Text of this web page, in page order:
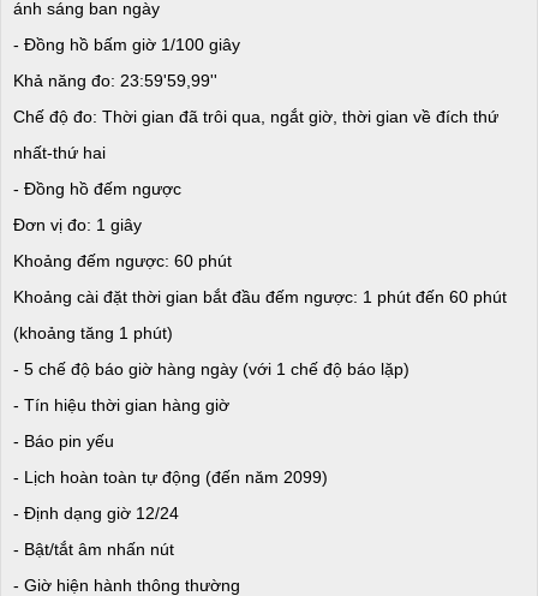
ánh sáng ban ngày
- Đồng hồ bấm giờ 1/100 giây
Khả năng đo: 23:59'59,99''
Chế độ đo: Thời gian đã trôi qua, ngắt giờ, thời gian về đích thứ
nhất-thứ hai
- Đồng hồ đếm ngược
Đơn vị đo: 1 giây
Khoảng đếm ngược: 60 phút
Khoảng cài đặt thời gian bắt đầu đếm ngược: 1 phút đến 60 phút
(khoảng tăng 1 phút)
- 5 chế độ báo giờ hàng ngày (với 1 chế độ báo lặp)
- Tín hiệu thời gian hàng giờ
- Báo pin yếu
- Lịch hoàn toàn tự động (đến năm 2099)
- Định dạng giờ 12/24
- Bật/tắt âm nhấn nút
- Giờ hiện hành thông thường